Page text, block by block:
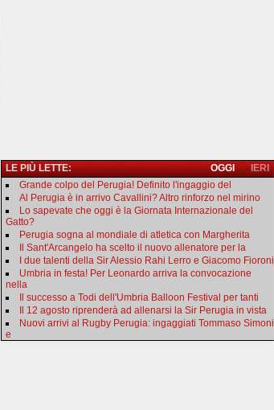
LE PIÙ LETTE: IERI
OGGI
Grande colpo del Perugia! Definito l'ingaggio del
Al Perugia è in arrivo Cavallini? Altro rinforzo nel mirino
Lo sapevate che oggi è la Giornata Internazionale del
Gatto?
Perugia sogna al mondiale di atletica con Margherita
Il Sant'Arcangelo ha scelto il nuovo allenatore per la
I due talenti della Sir Alessio Rahi Lerro e Giacomo Fioroni
Umbria in festa! Per Leonardo arriva la convocazione
nella
Il successo a Todi dell'Umbria Balloon Festival per tanti
Il 12 agosto riprenderà ad allenarsi la Sir Perugia in vista
Nuovi arrivi al Rugby Perugia: ingaggiati Tommaso Simoni
e